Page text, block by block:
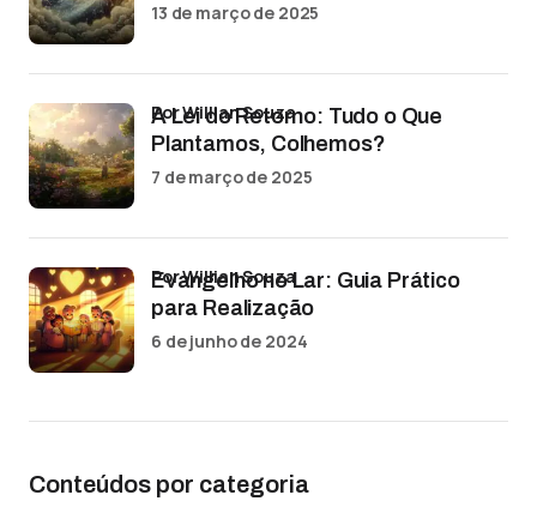
13 de março de 2025
A Lei do Retorno: Tudo o Que
Plantamos, Colhemos?
por Willian Souza
7 de março de 2025
Evangelho no Lar: Guia Prático
para Realização
por Willian Souza
6 de junho de 2024
Conteúdos por categoria